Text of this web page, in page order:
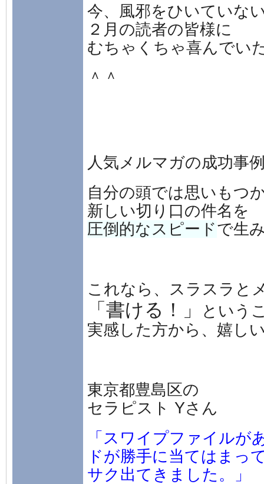
今、風邪をひいていな
２月の読者の皆様に
むちゃくちゃ喜んでい
＾＾
人気メルマガの成功事
自分の頭では思いもつ
新しい切り口の件名を
圧倒的なスピードで生
これなら、スラスラと
「書ける！」
という
実感した方から、嬉し
東京都豊島区の
セラピスト Yさん
「スワイプファイルが
ドが勝手に当てはまっ
サク出てきました。」